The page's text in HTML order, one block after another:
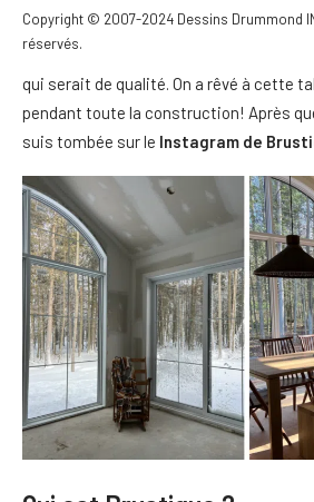
Copyright © 2007-2024 Dessins Drummond
réservés.
trop osé s’acheter du nouveau mobilier.
d’une nouvelle table, une table qui
qui serait de qualité. On a rêvé à cette
pendant toute la construction! Après
suis tombée sur le Instagram de